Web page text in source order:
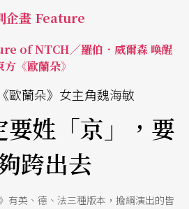
企畫 Feature
of NTCH／羅伯．威爾森 喚醒
方《歐蘭朵》
歐蘭朵》女主角魏海敏
要姓「京」，要
跨出去
有英、德、法三種版本，擔綱演出的皆